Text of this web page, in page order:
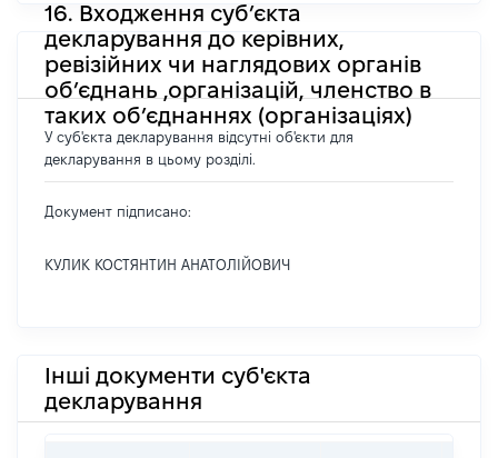
16. Входження суб’єкта
декларування до керівних,
ревізійних чи наглядових органів
об’єднань ,організацій, членство в
таких об’єднаннях (організаціях)
У суб'єкта декларування відсутні об'єкти для
декларування в цьому розділі.
Документ підписано:
КУЛИК КОСТЯНТИН АНАТОЛІЙОВИЧ
Інші документи суб'єкта
декларування